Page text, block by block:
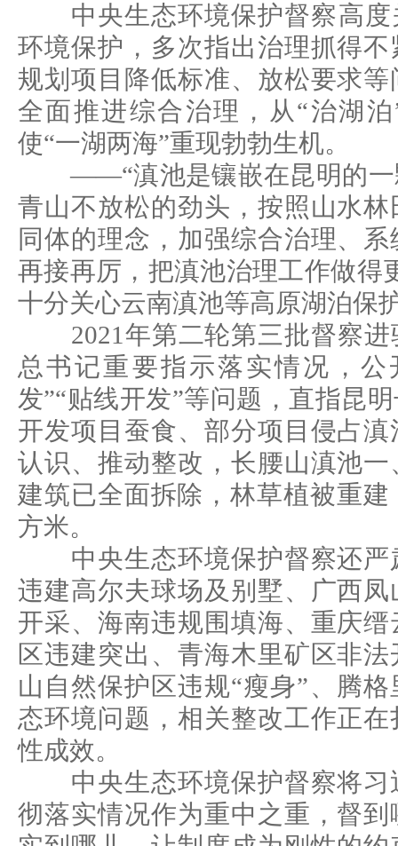
中央生态环境保护督察高度
环境保护，多次指出治理抓得
规划项目降低标准、放松要求
全面推进综合治理，从“治湖
使“一湖两海”重现勃勃生机。
——“滇池是镶嵌在昆明的一
青山不放松的劲头，按照山水
同体的理念，加强综合治理、
再接再厉，把滇池治理工作做得
十分关心云南滇池等高原湖泊保
2021年第二轮第三批督察进
总书记重要指示落实情况，公
发”“贴线开发”等问题，直指昆
开发项目蚕食、部分项目侵占
认识、推动整改，长腰山滇池
建筑已全面拆除，林草植被重
方米。
中央生态环境保护督察还严
违建高尔夫球场及别墅、广西
开采、海南违规围填海、重庆
区违建突出、青海木里矿区非
山自然保护区违规“瘦身”、腾
态环境问题，相关整改工作正
性成效。
中央生态环境保护督察将习
彻落实情况作为重中之重，督